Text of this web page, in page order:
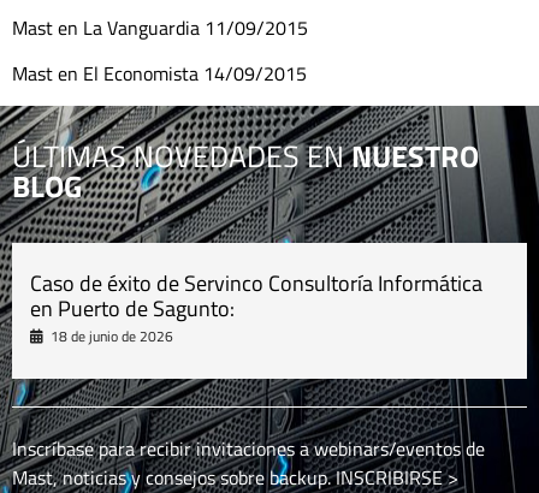
Mast en La Vanguardia 11/09/2015
Mast en El Economista 14/09/2015
ÚLTIMAS NOVEDADES ENNUESTRO
BLOG
Caso de éxito de Servinco Consultoría Informática
en Puerto de Sagunto:
18 de junio de 2026
Inscríbase para recibir invitaciones a webinars/eventos de
Mast, noticias y consejos sobre backup.INSCRIBIRSE >